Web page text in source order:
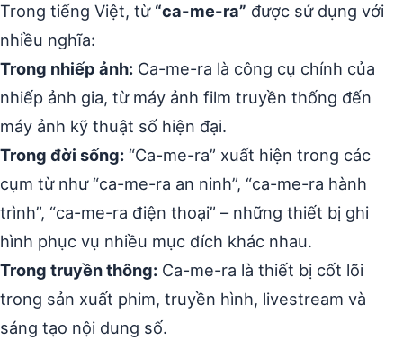
Trong tiếng Việt, từ “ca-me-ra” được sử dụng với
nhiều nghĩa:
Trong nhiếp ảnh: Ca-me-ra là công cụ chính của
nhiếp ảnh gia, từ máy ảnh film truyền thống đến
máy ảnh kỹ thuật số hiện đại.
Trong đời sống: “Ca-me-ra” xuất hiện trong các
cụm từ như “ca-me-ra an ninh”, “ca-me-ra hành
trình”, “ca-me-ra điện thoại” – những thiết bị ghi
hình phục vụ nhiều mục đích khác nhau.
Trong truyền thông: Ca-me-ra là thiết bị cốt lõi
trong sản xuất phim, truyền hình, livestream và
sáng tạo nội dung số.